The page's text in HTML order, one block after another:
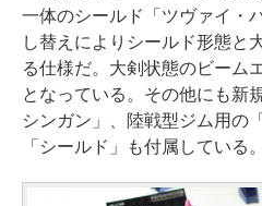
一体のシールド「ツヴァイ・
し替えによりシールド形態と
る仕様だ。大剣状態のビーム
となっている。その他にも新
シンガン」、陸戦型ジム用の
「シールド」も付属している。